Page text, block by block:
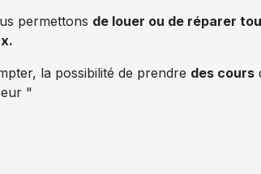
permettons de louer ou de réparer
la possibilité de prendre des cours
"